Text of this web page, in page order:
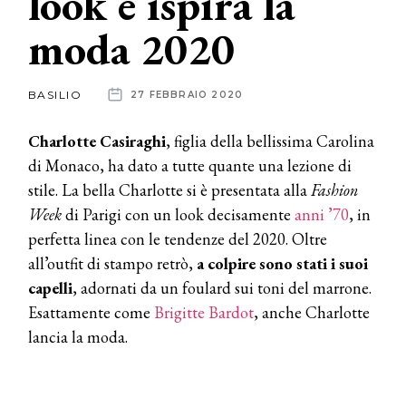
News
moda 2020
BASILIO 27 FEBBRAIO 2020
Charlotte Casiraghi, figlia della bellissima Carolina
di Monaco, ha dato a tutte quante una lezione di
stile. La bella Charlotte si è presentata allaFashion
Weekdi Parigi con un look decisamente anni ’70, in
perfetta linea con le tendenze del 2020. Oltre
all’outfit di stampo retrò, a colpire sono stati i suoi
capelli, adornati da un foulard sui toni del marrone.
Esattamente come Brigitte Bardot, anche Charlotte
lancia la moda.